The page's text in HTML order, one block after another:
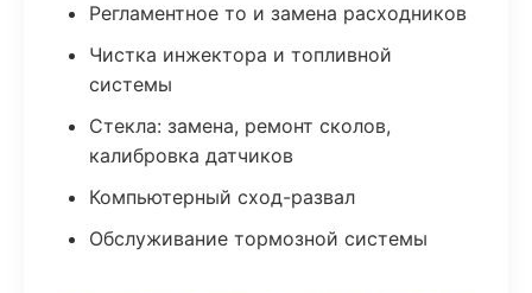
Регламентное то и замена расходников
Чистка инжектора и топливной
системы
Стекла: замена, ремонт сколов,
калибровка датчиков
Компьютерный сход-развал
Обслуживание тормозной системы